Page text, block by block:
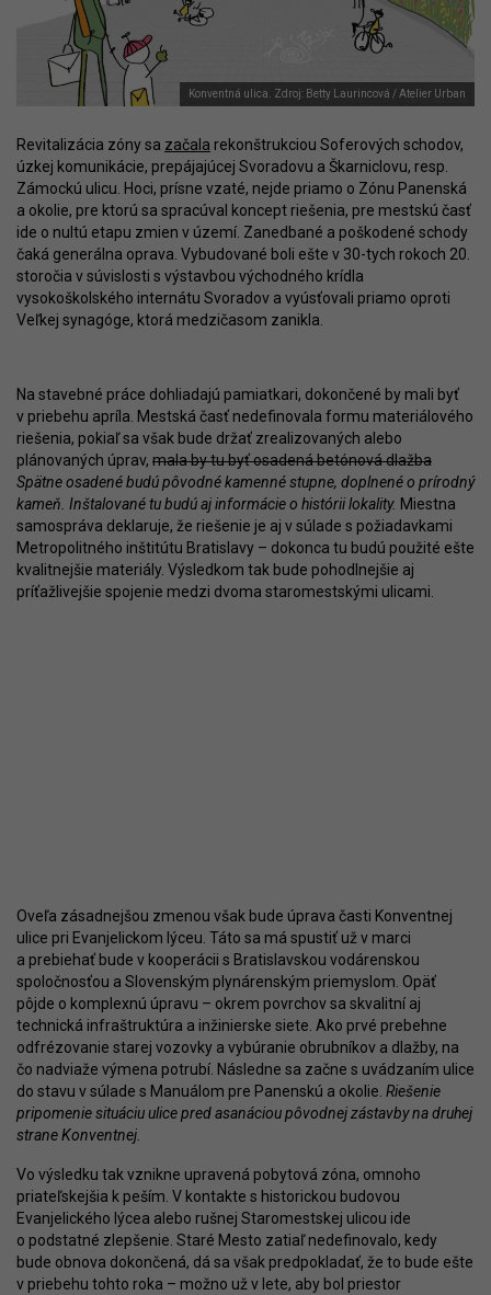
Konventná ulica. Zdroj: Betty Laurincová / Atelier Urban
Revitalizácia zóny sa začala rekonštrukciou Soferových schodov,
úzkej komunikácie, prepájajúcej Svoradovu a Škarniclovu, resp.
Zámockú ulicu. Hoci, prísne vzaté, nejde priamo o Zónu Panenská
a okolie, pre ktorú sa spracúval koncept riešenia, pre mestskú časť
ide o nultú etapu zmien v území. Zanedbané a poškodené schody
čaká generálna oprava. Vybudované boli ešte v 30-tych rokoch 20.
storočia v súvislosti s výstavbou východného krídla
vysokoškolského internátu Svoradov a vyúsťovali priamo oproti
Veľkej synagóge, ktorá medzičasom zanikla.
Na stavebné práce dohliadajú pamiatkari, dokončené by mali byť
v priebehu apríla. Mestská časť nedefinovala formu materiálového
riešenia, pokiaľ sa však bude držať zrealizovaných alebo
plánovaných úprav, mala by tu byť osadená betónová dlažba
Spätne osadené budú pôvodné kamenné stupne, doplnené o prírodný
kameň. Inštalované tu budú aj informácie o histórii lokality. Miestna
samospráva deklaruje, že riešenie je aj v súlade s požiadavkami
Metropolitného inštitútu Bratislavy – dokonca tu budú použité ešte
kvalitnejšie materiály. Výsledkom tak bude pohodlnejšie aj
príťažlivejšie spojenie medzi dvoma staromestskými ulicami.
Oveľa zásadnejšou zmenou však bude úprava časti Konventnej
ulice pri Evanjelickom lýceu. Táto sa má spustiť už v marci
a prebiehať bude v kooperácii s Bratislavskou vodárenskou
spoločnosťou a Slovenským plynárenským priemyslom. Opäť
pôjde o komplexnú úpravu – okrem povrchov sa skvalitní aj
technická infraštruktúra a inžinierske siete. Ako prvé prebehne
odfrézovanie starej vozovky a vybúranie obrubníkov a dlažby, na
čo nadviaže výmena potrubí. Následne sa začne s uvádzaním ulice
do stavu v súlade s Manuálom pre Panenskú a okolie. Riešenie
pripomenie situáciu ulice pred asanáciou pôvodnej zástavby na druhej
strane Konventnej.
Vo výsledku tak vznikne upravená pobytová zóna, omnoho
priateľskejšia k peším. V kontakte s historickou budovou
Evanjelického lýcea alebo rušnej Staromestskej ulicou ide
o podstatné zlepšenie. Staré Mesto zatiaľ nedefinovalo, kedy
bude obnova dokončená, dá sa však predpokladať, že to bude ešte
v priebehu tohto roka – možno už v lete, aby bol priestor